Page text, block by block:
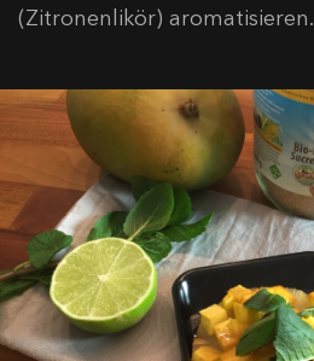
(Zitronenlikör) aromatisieren.